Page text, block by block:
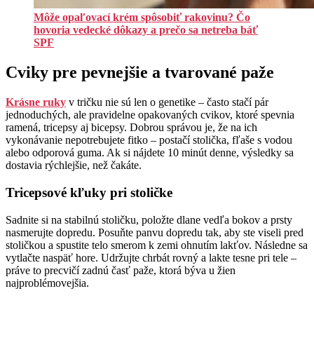
Môže opaľovací krém spôsobiť rakovinu? Čo
hovoria vedecké dôkazy a prečo sa netreba báť
SPF
Cviky pre pevnejšie a tvarované paže
Krásne ruky v tričku nie sú len o genetike – často stačí pár
jednoduchých, ale pravidelne opakovaných cvikov, ktoré spevnia
ramená, tricepsy aj bicepsy. Dobrou správou je, že na ich
vykonávanie nepotrebujete fitko – postačí stolička, fľaše s vodou
alebo odporová guma. Ak si nájdete 10 minút denne, výsledky sa
dostavia rýchlejšie, než čakáte.
Tricepsové kľuky pri stoličke
Sadnite si na stabilnú stoličku, položte dlane vedľa bokov a prsty
nasmerujte dopredu. Posuňte panvu dopredu tak, aby ste viseli pred
stoličkou a spustite telo smerom k zemi ohnutím lakťov. Následne sa
vytlačte naspäť hore. Udržujte chrbát rovný a lakte tesne pri tele –
práve to precvičí zadnú časť paže, ktorá býva u žien
najproblémovejšia.